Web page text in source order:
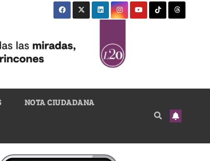
NOTA CIUDADANA